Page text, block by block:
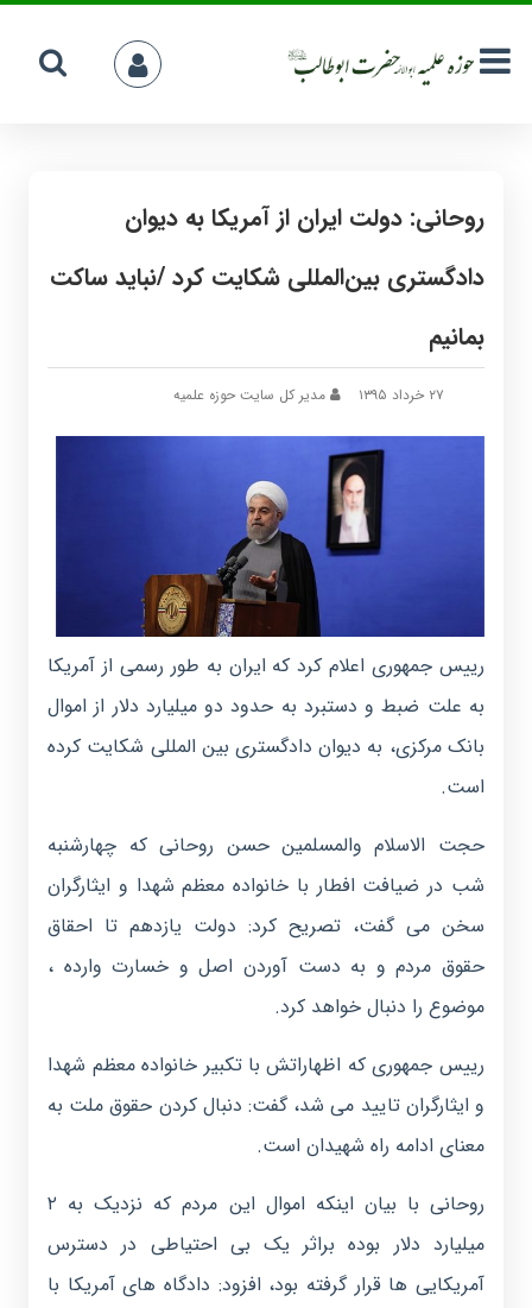
روحانی: دولت ایران از آمریکا به دیوان
دادگستری بین‌المللی شکایت کرد /نباید ساکت
بمانیم
مدیر کل سایت حوزه علمیه
رییس جمهوری اعلام کرد که ایران به طور رسمی از آمریکا
به علت ضبط و دستبرد به حدود دو میلیارد دلار از اموال
بانک مرکزی، به دیوان دادگستری بین المللی شکایت کرده
است.
حجت الاسلام والمسلمین حسن روحانی که چهارشنبه
شب در ضیافت افطار با خانواده معظم شهدا و ایثارگران
سخن می گفت، تصریح کرد: دولت یازدهم تا احقاق
حقوق مردم و به دست آوردن اصل و خسارت وارده ،
موضوع را دنبال خواهد کرد.
رییس جمهوری که اظهاراتش با تکبیر خانواده معظم شهدا
و ایثارگران تایید می شد، گفت: دنبال کردن حقوق ملت به
معنای ادامه راه شهیدان است.
روحانی با بیان اینکه اموال این مردم که نزدیک به ۲
میلیارد دلار بوده براثر یک بی احتیاطی در دسترس
آمریکایی ها قرار گرفته بود، افزود: دادگاه های آمریکا با